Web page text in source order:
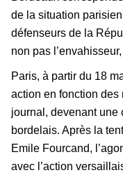
de la situation
défenseurs de la
non pas
Paris, à partir du 18
action en fonction
journal, devenant une
bordelais. Après la
Emile Fourcand,
avec l’action